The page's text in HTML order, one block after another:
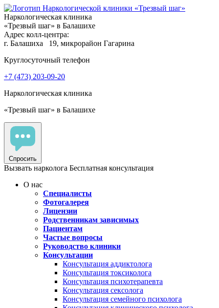
Наркологическая клиника
«Трезвый шаг» в Балашихе
Адрес колл-центра:
г. Балашиха
19, микрорайон Гагарина
Круглосуточный телефон
+7 (473) 203-09-20
Наркологическая клиника
«Трезвый шаг» в Балашихе
Спросить
Вызвать нарколога Бесплатная консультация
О нас
Специалисты
Фотогалерея
Лицензии
Родственникам зависимых
Пациентам
Частые вопросы
Руководство клиники
Консультации
Консультация аддиктолога
Консультация токсиколога
Консультация психотерапевта
Консультация сексолога
Консультация семейного психолога